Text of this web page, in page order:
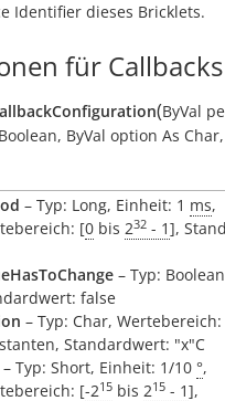
Identifier dieses Bricklets.
für Callbacks
(ByVal
Boolean, ByVal option As Char,
– Typ: Long, Einheit: 1 ms,
[0 bis 232 - 1],
– Typ:
false
– Typ: Char,
Standardwert: "x"C
– Typ: Short, Einheit: 1/10 °,
[-215 bis 215 - 1],